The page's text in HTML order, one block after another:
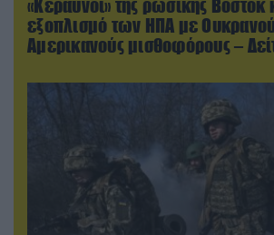
«Κεραυνοί» της ρωσικής
εξοπλισμό των ΗΠΑ με
Αμερικανούς μισθοφόρους –